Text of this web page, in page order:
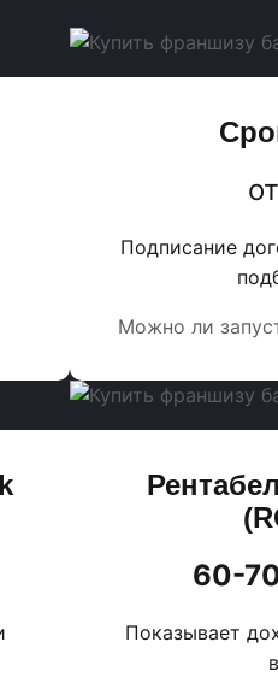
от
Подписание
Можно ли
60-
Показывает